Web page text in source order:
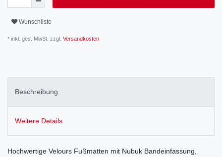
Wunschliste
* inkl. ges. MwSt. zzgl. Versandkosten
Beschreibung
Weitere Details
Hochwertige Velours Fußmatten mit Nubuk Bandeinfassung,